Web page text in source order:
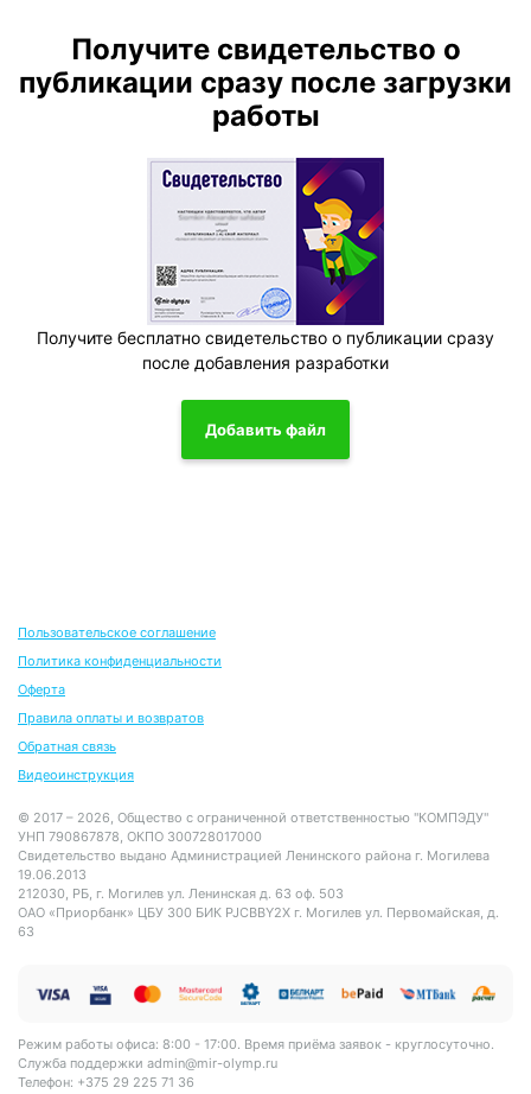
Получите свидетельство о
публикации сразу после загрузки
работы
Получите бесплатно свидетельство о публикации сразу
после добавления разработки
Добавить файл
Пользовательское соглашение
Политика конфиденциальности
Оферта
Правила оплаты и возвратов
Обратная связь
Видеоинструкция
© 2017 – 2026, Общество с ограниченной ответственностью "КОМПЭДУ"
УНП 790867878, ОКПО 300728017000
Свидетельство выдано Администрацией Ленинского района г. Могилева
19.06.2013
212030, РБ, г. Могилев ул. Ленинская д. 63 оф. 503
ОАО «Приорбанк» ЦБУ 300 БИК PJCBBY2X г. Могилев ул. Первомайская, д.
63
Режим работы офиса: 8:00 - 17:00. Время приёма заявок - круглосуточно.
Служба поддержки admin@mir-olymp.ru
Телефон: +375 29 225 71 36